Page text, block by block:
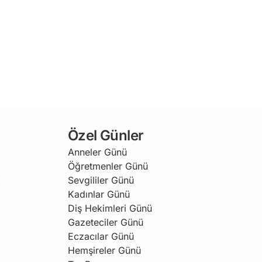
Özel Günler
Anneler Günü
Öğretmenler Günü
Sevgililer Günü
Kadınlar Günü
Diş Hekimleri Günü
Gazeteciler Günü
Eczacılar Günü
Hemşireler Günü